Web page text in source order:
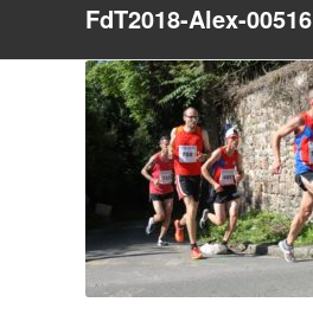
FdT2018-Alex-00516